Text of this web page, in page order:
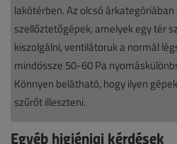
lakótérben. Az olcsó
szellőztetőgépek, amelyek egy tér
kiszolgálni, ventilátoruk a normál
mindössze 50-60 Pa
Könnyen belátható, hogy ilyen
szűrőt illeszteni.
Egyéb higiéniai kérdések